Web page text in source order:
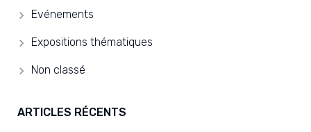
Evénements
Expositions thématiques
Non classé
ARTICLES RÉCENTS